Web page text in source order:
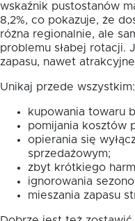
wskaźnik pustostanów
8,2%, co pokazuje, że
różna regionalnie, ale
problemu słabej rotacji.
zapasu, nawet
Unikaj przede wszystkim:
kupowania towaru
pomijania kosztów
opierania się
sprzedażowym;
zbyt krótkiego
ignorowania
mieszania zapasu